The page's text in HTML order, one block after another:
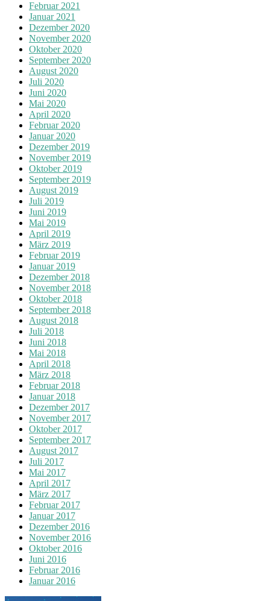
Februar 2021
Januar 2021
Dezember 2020
November 2020
Oktober 2020
September 2020
August 2020
Juli 2020
Juni 2020
Mai 2020
April 2020
Februar 2020
Januar 2020
Dezember 2019
November 2019
Oktober 2019
September 2019
August 2019
Juli 2019
Juni 2019
Mai 2019
April 2019
März 2019
Februar 2019
Januar 2019
Dezember 2018
November 2018
Oktober 2018
September 2018
August 2018
Juli 2018
Juni 2018
Mai 2018
April 2018
März 2018
Februar 2018
Januar 2018
Dezember 2017
November 2017
Oktober 2017
September 2017
August 2017
Juli 2017
Mai 2017
April 2017
März 2017
Februar 2017
Januar 2017
Dezember 2016
November 2016
Oktober 2016
Juni 2016
Februar 2016
Januar 2016